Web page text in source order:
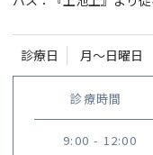
診療日 月〜日曜日
診療時間
9:00 - 12:00